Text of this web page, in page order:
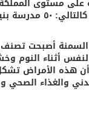
السمنة أصبحت
أثناء النوم
هذه الأمراض
والغذاء